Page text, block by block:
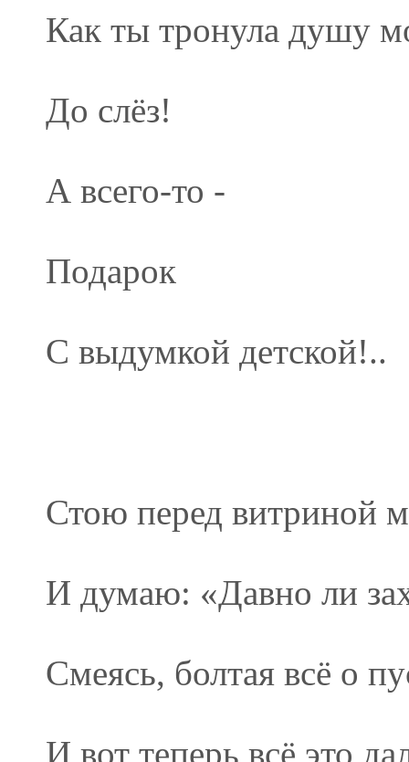
Как ты тронула душу
До слёз!
А всего-то -
Подарок
С выдумкой детской!..
Стою перед витриной
И думаю: «Давно ли
Смеясь, болтая всё о
И вот теперь всё это